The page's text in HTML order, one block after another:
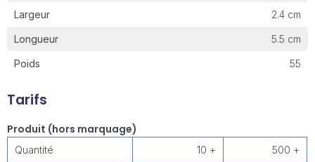
Largeur 2.4 cm
Longueur 5.5 cm
Poids 55
Tarifs
Produit (hors marquage)
Quantité 10 + 500 +